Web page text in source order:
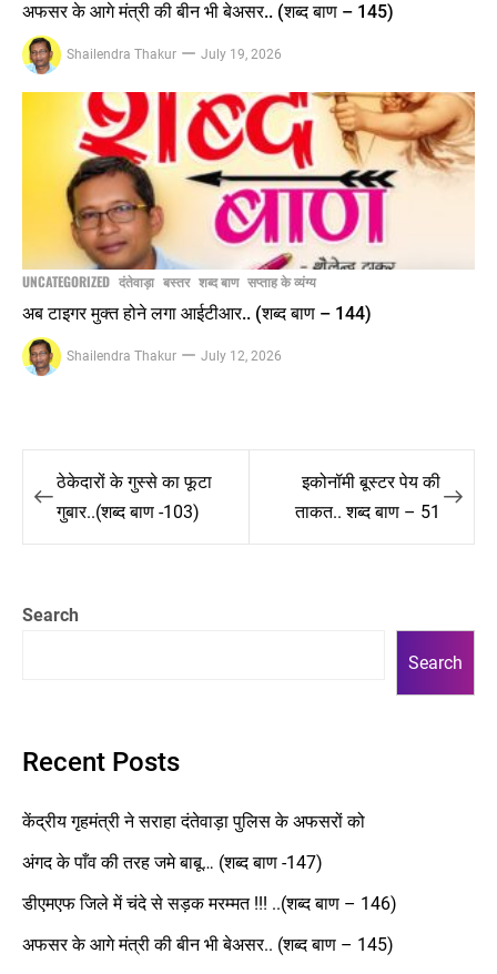
अफसर के आगे मंत्री की बीन भी बेअसर.. (शब्द बाण – 145)
Shailendra Thakur July 19, 2026
UNCATEGORIZED दंतेवाड़ा बस्तर शब्द बाण सप्ताह के व्यंग्य
अब टाइगर मुक्त होने लगा आईटीआर.. (शब्द बाण – 144)
Shailendra Thakur July 12, 2026
Post
navigation
ठेकेदारों के गुस्से का फूटा
गुबार..(शब्द बाण -103)
इकोनॉमी बूस्टर पेय की
ताकत.. शब्द बाण – 51
Search
Search
Recent Posts
केंद्रीय गृहमंत्री ने सराहा दंतेवाड़ा पुलिस के अफसरों को
अंगद के पाँव की तरह जमे बाबू… (शब्द बाण -147)
डीएमएफ जिले में चंदे से सड़क मरम्मत !!! ..(शब्द बाण – 146)
अफसर के आगे मंत्री की बीन भी बेअसर.. (शब्द बाण – 145)